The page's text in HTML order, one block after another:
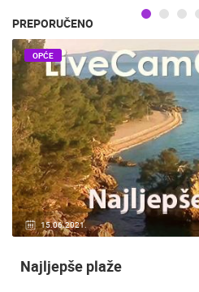
PREPORUČENO
15.06.2021.
OPĆE
Najljepše plaže